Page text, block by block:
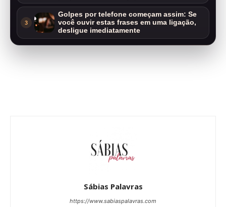
3
Golpes por telefone começam assim: Se
você ouvir estas frases em uma ligação,
desligue imediatamente
Sábias Palavras
https://www.sabiaspalavras.com